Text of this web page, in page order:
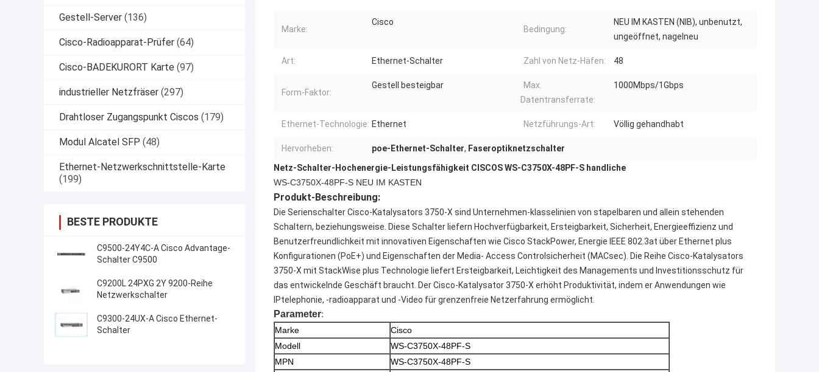
Gestell-Server (136)
Cisco-Radioapparat-Prüfer (64)
Cisco-BADEKURORT Karte (97)
industrieller Netzfräser (297)
Drahtloser Zugangspunkt Ciscos (179)
Modul Alcatel SFP (48)
Ethernet-Netzwerkschnittstelle-Karte
(199)
BESTE PRODUKTE
C9500-24Y4C-A Cisco Advantage-
Schalter C9500
C9200L 24PXG 2Y 9200-Reihe
Netzwerkschalter
C9300-24UX-A Cisco Ethernet-
Schalter
Marke:
Cisco
Bedingung:
NEU IM KASTEN (NIB), unbenutzt,
ungeöffnet, nagelneu
Art: Ethernet-Schalter Zahl von Netz-Häfen: 48
Form-Faktor:
Gestell besteigbar
Max.
Datentransferrate:
1000Mbps/1Gbps
Ethernet-Technologie: Ethernet Netzführungs-Art: Völlig gehandhabt
Hervorheben: poe-Ethernet-Schalter, Faseroptiknetzschalter
Netz-Schalter-Hochenergie-Leistungsfähigkeit CISCOS WS-C3750X-48PF-S handliche
WS-C3750X-48PF-S NEU IM KASTEN
Produkt-Beschreibung:
Die Serienschalter Cisco-Katalysators 3750-X sind Unternehmen-klasselinien von stapelbaren und allein stehenden
Schaltern, beziehungsweise. Diese Schalter liefern Hochverfügbarkeit, Ersteigbarkeit, Sicherheit, Energieeffizienz und
Benutzerfreundlichkeit mit innovativen Eigenschaften wie Cisco StackPower, Energie IEEE 802.3at über Ethernet plus
Konfigurationen (PoE+) und Eigenschaften der Media- Access Controlsicherheit (MACsec). Die Reihe Cisco-Katalysators
3750-X mit StackWise plus Technologie liefert Ersteigbarkeit, Leichtigkeit des Managements und Investitionsschutz für
das entwickelnde Geschäft braucht. Der Cisco-Katalysator 3750-X erhöht Produktivität, indem er Anwendungen wie
IPtelephonie, -radioapparat und -Video für grenzenfreie Netzerfahrung ermöglicht.
Parameter:
Marke
Cisco
Modell
WS-C3750X-48PF-S
MPN
WS-C3750X-48PF-S